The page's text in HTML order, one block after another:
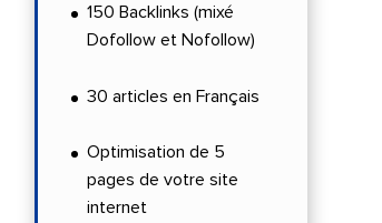
150 Backlinks (mixé
Dofollow et Nofollow)
30 articles en Français
Optimisation de 5
pages de votre site
internet